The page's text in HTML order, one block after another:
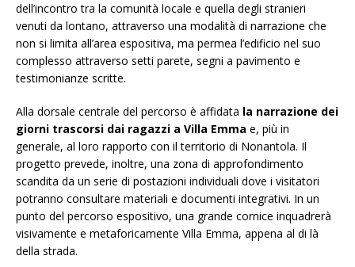
dell’incontro tra la comunità locale e quella degli stranieri
venuti da lontano, attraverso una modalità di narrazione che
non si limita all’area espositiva, ma permea l’edificio nel suo
complesso attraverso setti parete, segni a pavimento e
testimonianze scritte.
Alla dorsale centrale del percorso è affidata la narrazione dei
giorni trascorsi dai ragazzi a Villa Emma e, più in
generale, al loro rapporto con il territorio di Nonantola. Il
progetto prevede, inoltre, una zona di approfondimento
scandita da un serie di postazioni individuali dove i visitatori
potranno consultare materiali e documenti integrativi. In un
punto del percorso espositivo, una grande cornice inquadrerà
visivamente e metaforicamente Villa Emma, appena al di là
della strada.